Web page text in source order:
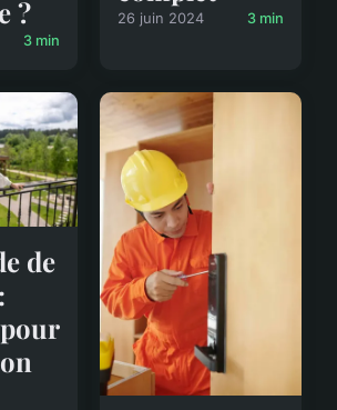
?
3 min
26 juin 2024 3 min
de